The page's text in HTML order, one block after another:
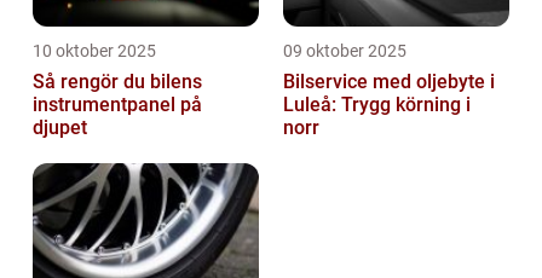
10 oktober 2025
Så rengör du bilens
instrumentpanel på
djupet
09 oktober 2025
Bilservice med oljebyte i
Luleå: Trygg körning i
norr